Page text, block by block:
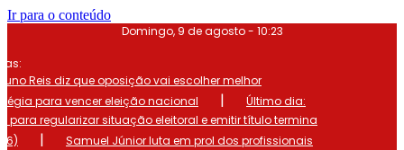
Ir para o conteúdo
Domingo, 9 de agosto - 10:23
Reis diz que oposição vai escolher melhor
para vencer eleição nacional
|
Último dia:
para regularizar situação eleitoral e emitir título termina
|
Samuel Júnior luta em prol dos profissionais